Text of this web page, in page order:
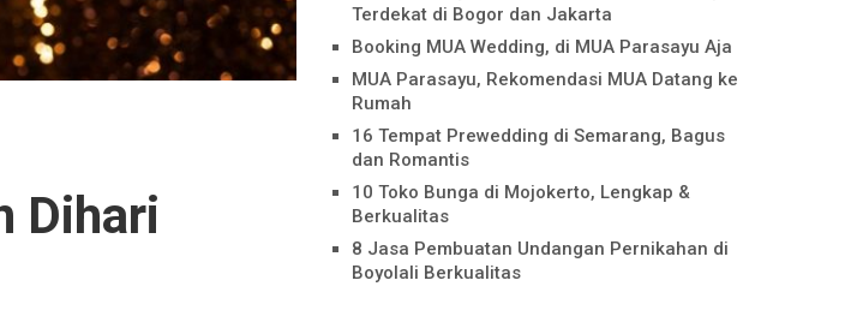
Dihari
Terdekat di Bogor dan Jakarta
Booking MUA Wedding, di MUA Parasayu Aja
MUA Parasayu, Rekomendasi MUA Datang ke
Rumah
16 Tempat Prewedding di Semarang, Bagus
dan Romantis
10 Toko Bunga di Mojokerto, Lengkap &
Berkualitas
8 Jasa Pembuatan Undangan Pernikahan di
Boyolali Berkualitas